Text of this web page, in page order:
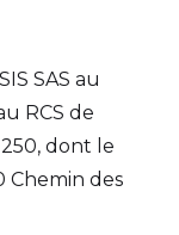
SAS au
RCS de
dont le
Chemin des